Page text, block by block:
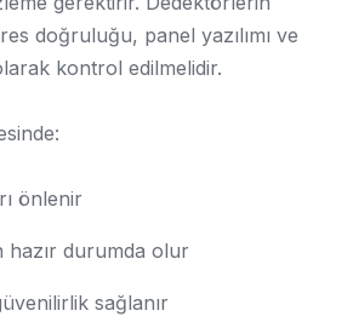
doğruluğu, panel yazılımı ve
kontrol edilmelidir.
önlenir
hazır durumda olur
sağlanır